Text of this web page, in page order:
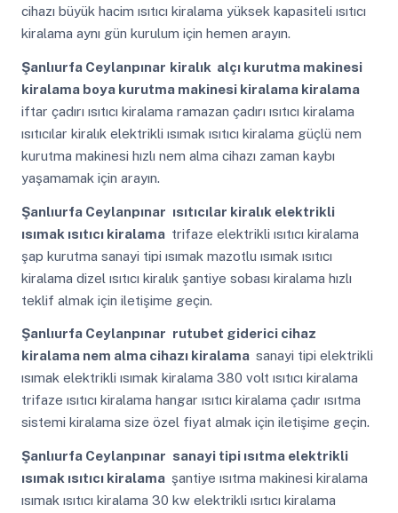
cihazı büyük hacim ısıtıcı kiralama yüksek kapasiteli ısıtıcı
kiralama aynı gün kurulum için hemen arayın.
Şanlıurfa Ceylanpınar kiralık alçı kurutma makinesi
kiralama boya kurutma makinesi kiralama kiralama
iftar çadırı ısıtıcı kiralama ramazan çadırı ısıtıcı kiralama
ısıtıcılar kiralık elektrikli ısımak ısıtıcı kiralama güçlü nem
kurutma makinesi hızlı nem alma cihazı zaman kaybı
yaşamamak için arayın.
Şanlıurfa Ceylanpınar ısıtıcılar kiralık elektrikli
ısımak ısıtıcı kiralama trifaze elektrikli ısıtıcı kiralama
şap kurutma sanayi tipi ısımak mazotlu ısımak ısıtıcı
kiralama dizel ısıtıcı kiralık şantiye sobası kiralama hızlı
teklif almak için iletişime geçin.
Şanlıurfa Ceylanpınar rutubet giderici cihaz
kiralama nem alma cihazı kiralama sanayi tipi elektrikli
ısımak elektrikli ısımak kiralama 380 volt ısıtıcı kiralama
trifaze ısıtıcı kiralama hangar ısıtıcı kiralama çadır ısıtma
sistemi kiralama size özel fiyat almak için iletişime geçin.
Şanlıurfa Ceylanpınar sanayi tipi ısıtma elektrikli
ısımak ısıtıcı kiralama şantiye ısıtma makinesi kiralama
ısımak ısıtıcı kiralama 30 kw elektrikli ısıtıcı kiralama